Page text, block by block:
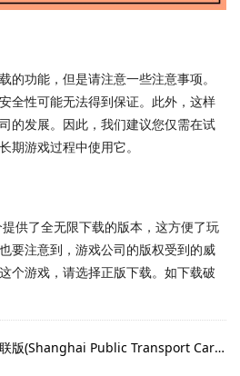
的功能，但是请注意一些注意事项。
全性可能无法得到保证。此外，这样
的发展。因此，我们建议您仅需在试
期游戏过程中使用它。
供了全无限下载的版本，这方便了玩
要注意到，游戏公司的版权受到的威
个游戏，请选择正版下载。如下载破
上一篇：上海交通卡全国交联版(Shanghai Public Transport Card Goes National with Cross-Region Compatibility)